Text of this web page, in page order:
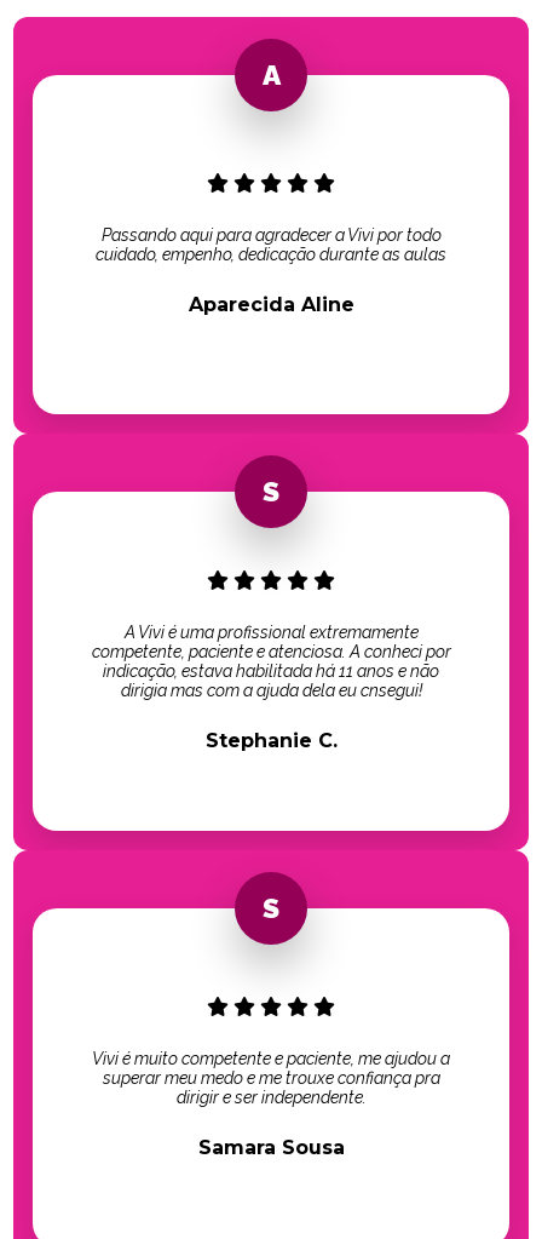
Passando aqui para agradecer a Vivi por todo
cuidado, empenho, dedicação durante as aulas
Aparecida Aline
A Vivi é uma profissional extremamente
competente, paciente e atenciosa. A conheci por
indicação, estava habilitada há 11 anos e não
dirigia mas com a ajuda dela eu cnsegui!
Stephanie C.
Vivi é muito competente e paciente, me ajudou a
superar meu medo e me trouxe confiança pra
dirigir e ser independente.
Samara Sousa